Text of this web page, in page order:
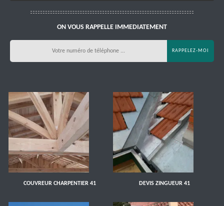
ON VOUS RAPPELLE IMMEDIATEMENT
COUVREUR CHARPENTIER 41 DEVIS ZINGUEUR 41